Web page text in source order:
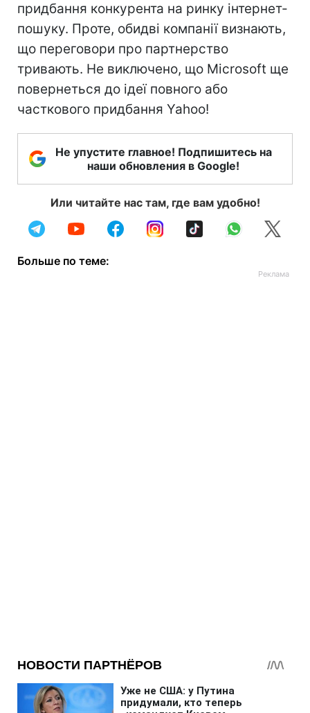
придбання конкурента на ринку інтернет-
пошуку. Проте, обидві компанії визнають,
що переговори про партнерство
тривають. Не виключено, що Microsoft ще
повернеться до ідеї повного або
часткового придбання Yahoo!
Не упустите главное! Подпишитесь на
наши обновления в Google!
Или читайте нас там, где вам удобно!
Больше по теме: